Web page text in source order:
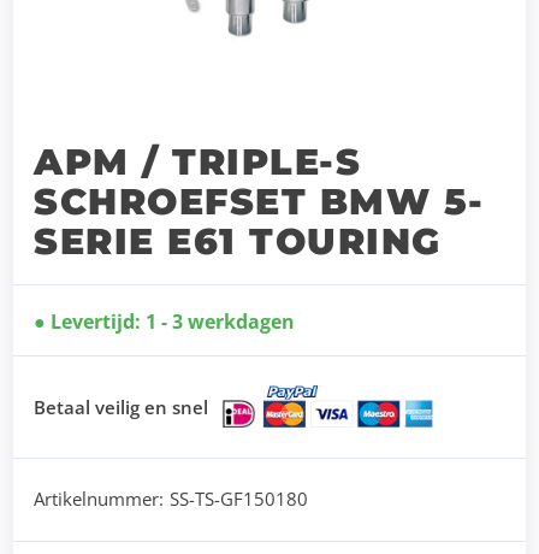
APM / TRIPLE-S
SCHROEFSET BMW 5-
SERIE E61 TOURING
Levertijd: 1 - 3 werkdagen
Betaal veilig en snel
Artikelnummer: SS-TS-GF150180